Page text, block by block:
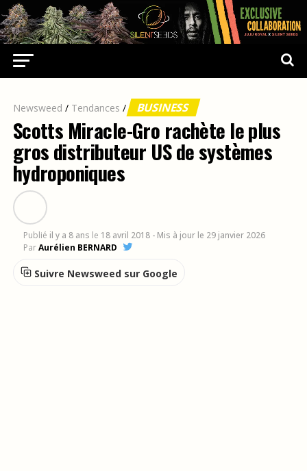
Newsweed / Tendances / BUSINESS
Scotts Miracle-Gro rachète le plus
gros distributeur US de systèmes
hydroponiques
Publié il y a 8 ans le 18 avril 2018 - Mis à jour le 29 janvier 2026
ParAurélien BERNARD
Suivre Newsweed sur Google